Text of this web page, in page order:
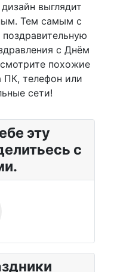
выглядит
Тем самым с
с Днём
похожие
ПК, телефон или
сети!
эту
с